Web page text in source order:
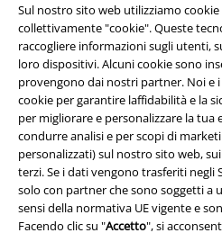
Sul nostro sito web utilizziamo
collettivamente "cookie". Queste
raccogliere informazioni sugli utenti,
loro dispositivi. Alcuni cookie sono
provengono dai nostri partner. Noi e
cookie per garantire laffidabilità e la
per migliorare e personalizzare la tua
condurre analisi e per scopi di
personalizzati) sul nostro sito web,
terzi. Se i dati vengono trasferiti negli
solo con partner che sono soggetti a
sensi della normativa UE vigente e
Facendo clic su "Accetto", si
Info legali
Termini & Condizioni
Redazione